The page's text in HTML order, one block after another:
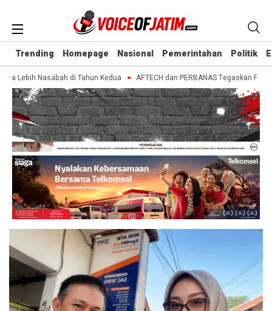
Trending Homepage Nasional Pemerintahan Politik
Trending Homepage Nasional Pemerintahan Politik
Lebih Nasabah di Tahun Kedua AFTECH dan PERBANAS Tegaskan